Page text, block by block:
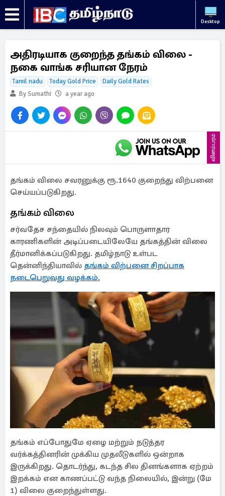
Desktop
அதிரடியாக குறைந்த தங்கம் விலை -
நகை வாங்க சரியான நேரம்
Tamil nadu Today Gold Price
Daily Gold Rates
By Sumathi
a year ago
விளம்பரம்
தங்கம் விலை சவரனுக்கு ரூ.1640 குறைந்து விற்பனை
செய்யப்படுகிறது.
தங்கம் விலை
சர்வதேச சந்தையில் நிலவும் பொருளாதார
காரணிகளின் அடிப்படையிலேயே தங்கத்தின் விலை
தீர்மானிக்கப்படுகிறது. தமிழ்நாடு உள்பட
தென்னிந்தியாவில் தங்கம் விற்பனை சிறப்பாக
நடைபெறுவது வழக்கம்.
தங்கம் எப்போதுமே ஏழை மற்றும் நடுத்தர
வர்க்கத்தினரின் முக்கிய முதலீடுகளில் ஒன்றாக
இருக்கிறது. தொடர்ந்து, கடந்த சில தினங்களாக ஏற்றம்
இறக்கம் என காணப்பட்டு வந்த நிலையில், இன்று (மே
1) விலை குறைந்துள்ளது.